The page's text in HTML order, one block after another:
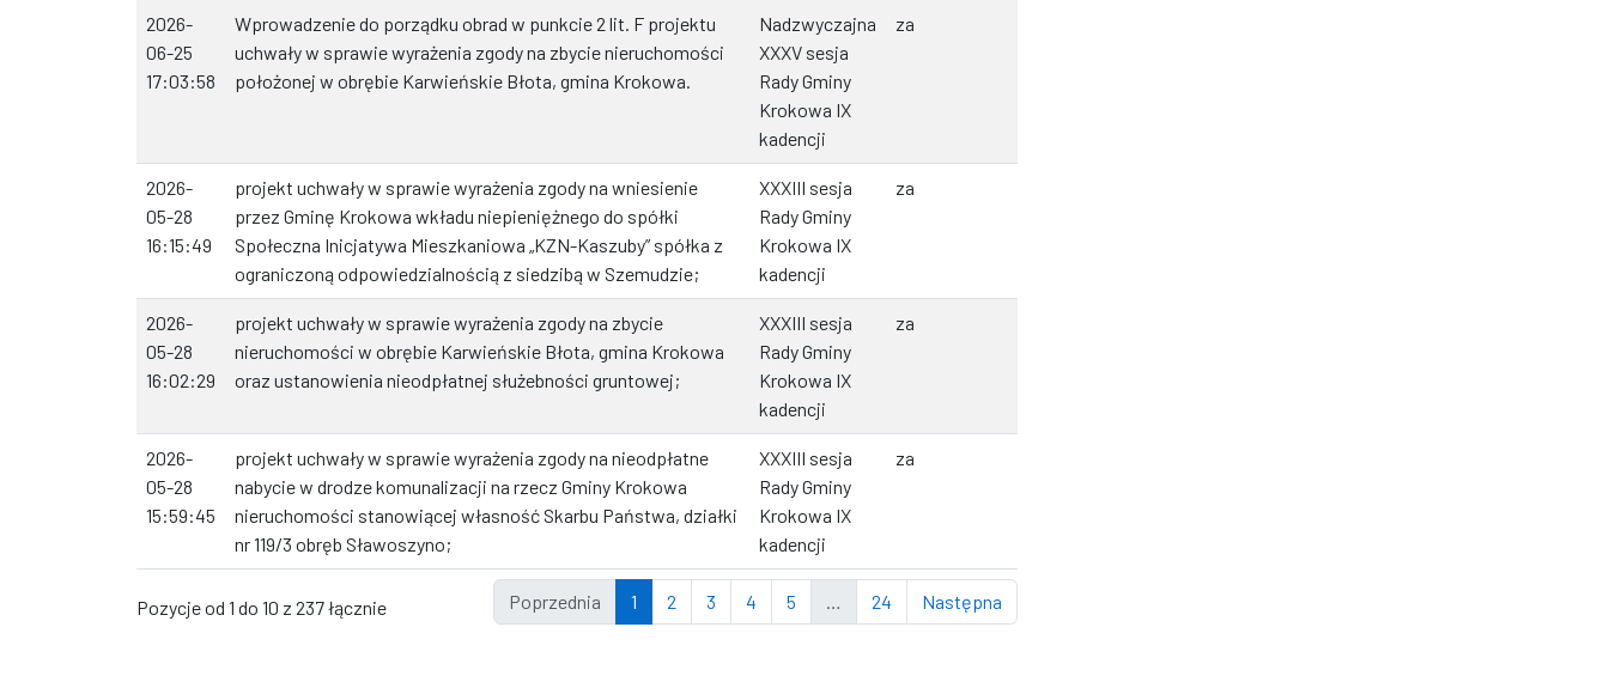
2026-
06-25
17:03:58
Wprowadzenie do porządku obrad w punkcie 2 lit. F projektu
uchwały w sprawie wyrażenia zgody na zbycie nieruchomości
położonej w obrębie Karwieńskie Błota, gmina Krokowa.
Nadzwyczajna
XXXV sesja
Rady Gminy
Krokowa IX
kadencji
za
2026-
05-28
16:15:49
projekt uchwały w sprawie wyrażenia zgody na wniesienie
przez Gminę Krokowa wkładu niepieniężnego do spółki
Społeczna Inicjatywa Mieszkaniowa „KZN-Kaszuby” spółka z
ograniczoną odpowiedzialnością z siedzibą w Szemudzie;
XXXIII sesja
Rady Gminy
Krokowa IX
kadencji
za
2026-
05-28
16:02:29
projekt uchwały w sprawie wyrażenia zgody na zbycie
nieruchomości w obrębie Karwieńskie Błota, gmina Krokowa
oraz ustanowienia nieodpłatnej służebności gruntowej;
XXXIII sesja
Rady Gminy
Krokowa IX
kadencji
za
2026-
05-28
15:59:45
projekt uchwały w sprawie wyrażenia zgody na nieodpłatne
nabycie w drodze komunalizacji na rzecz Gminy Krokowa
nieruchomości stanowiącej własność Skarbu Państwa, działki
nr 119/3 obręb Sławoszyno;
XXXIII sesja
Rady Gminy
Krokowa IX
kadencji
za
Pozycje od 1 do 10 z 237 łącznie Poprzednia 1 2 3 4 5 … 24 Następna